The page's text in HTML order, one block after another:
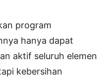
program
hanya dapat
aktif seluruh elemen
kebersihan